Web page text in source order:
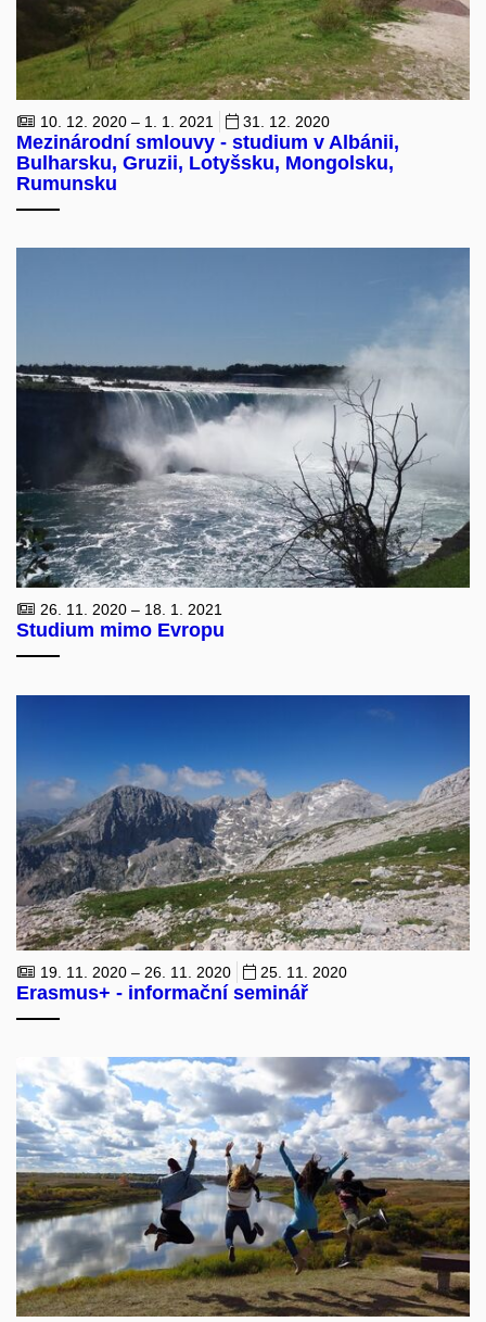
10. 12. 2020 – 1. 1. 2021 31. 12. 2020
Mezinárodní smlouvy - studium v Albánii,
Bulharsku, Gruzii, Lotyšsku, Mongolsku,
Rumunsku
26. 11. 2020 – 18. 1. 2021
Studium mimo Evropu
19. 11. 2020 – 26. 11. 2020 25. 11. 2020
Erasmus+ - informační seminář